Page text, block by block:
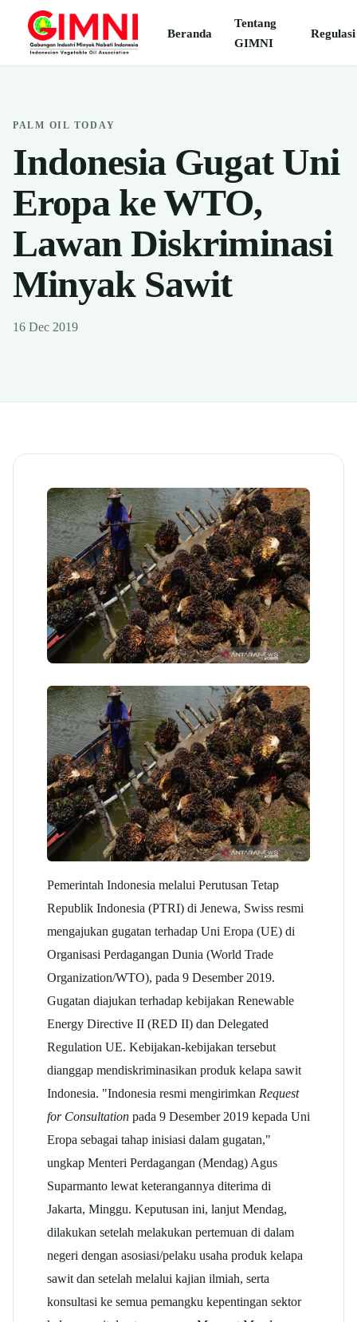
Beranda
Tentang
GIMNI
Regulasi
PALM OIL TODAY
Indonesia Gugat Uni
Eropa ke WTO,
Lawan Diskriminasi
Minyak Sawit
16 Dec 2019
Pemerintah Indonesia melalui Perutusan Tetap
Republik Indonesia (PTRI) di Jenewa, Swiss resmi
mengajukan gugatan terhadap Uni Eropa (UE) di
Organisasi Perdagangan Dunia (World Trade
Organization/WTO), pada 9 Desember 2019.
Gugatan diajukan terhadap kebijakan Renewable
Energy Directive II (RED II) dan Delegated
Regulation UE. Kebijakan-kebijakan tersebut
dianggap mendiskriminasikan produk kelapa sawit
Indonesia. "Indonesia resmi mengirimkan Request
for Consultation pada 9 Desember 2019 kepada Uni
Eropa sebagai tahap inisiasi dalam gugatan,"
ungkap Menteri Perdagangan (Mendag) Agus
Suparmanto lewat keterangannya diterima di
Jakarta, Minggu. Keputusan ini, lanjut Mendag,
dilakukan setelah melakukan pertemuan di dalam
negeri dengan asosiasi/pelaku usaha produk kelapa
sawit dan setelah melalui kajian ilmiah, serta
konsultasi ke semua pemangku kepentingan sektor